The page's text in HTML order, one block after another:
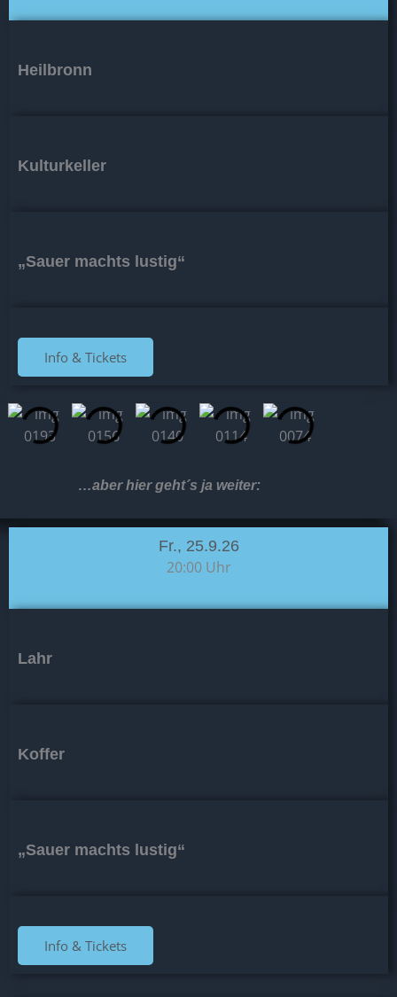
Heilbronn
Kulturkeller
„Sauer machts lustig“
Info & Tickets
…aber hier geht´s ja weiter:
Fr., 25.9.26
20:00 Uhr
Lahr
Koffer
„Sauer machts lustig“
Info & Tickets